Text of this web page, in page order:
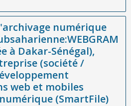
en Afrique
(société basée à Dakar-Sénégal),
/ agence) de développement
etArchivage numérique
numérique
à Dakar-Sénégal),
(société /
web et mobiles
(SmartFile)